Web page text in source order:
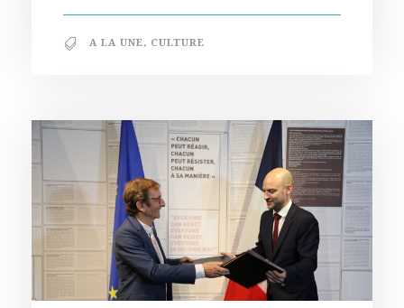
A LA UNE, CULTURE